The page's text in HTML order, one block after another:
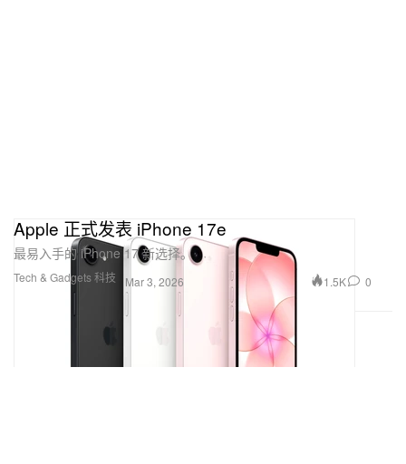
Tech & Gadgets 科技
Apple 正式发表 iPhone 17e
最易入手的 iPhone 17 新选择。
Mar 3, 2026 1.5K 0